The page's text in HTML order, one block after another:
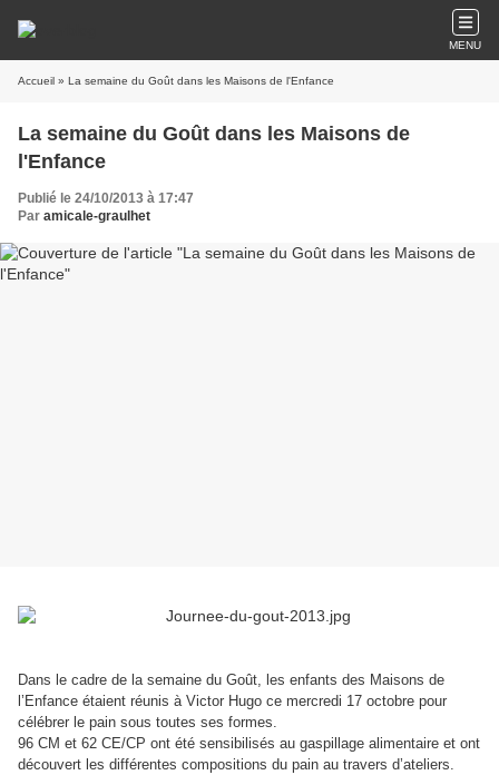
MENU
Accueil » La semaine du Goût dans les Maisons de l'Enfance
La semaine du Goût dans les Maisons de
l'Enfance
Publié le 24/10/2013 à 17:47
Par amicale-graulhet
Dans le cadre de la semaine du Goût, les enfants des Maisons de
l’Enfance étaient réunis à Victor Hugo ce mercredi 17 octobre pour
célébrer le pain sous toutes ses formes.
96 CM et 62 CE/CP ont été sensibilisés au gaspillage alimentaire et ont
découvert les différentes compositions du pain au travers d’ateliers.